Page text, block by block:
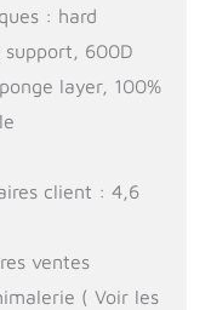
: hard
600D
layer, 100%
client : 4,6
ventes
( Voir les